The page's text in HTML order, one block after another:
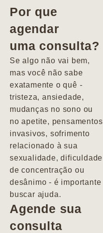
Por que
agendar
uma consulta?
Se algo não vai bem,
mas você não sabe
exatamente o quê -
tristeza, ansiedade,
mudanças no sono ou
no apetite, pensamentos
invasivos, sofrimento
relacionado à sua
sexualidade, dificuldade
de concentração ou
desânimo - é importante
buscar ajuda.
Agende sua
consulta